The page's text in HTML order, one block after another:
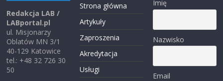
Redakcja LAB /
LABportal.pl
ul. Misjonarzy
Oblatów MN 3/1
40-129 Katowice
tel.: +48 32 726 30
50
Strona główna
Artykuły
Zaproszenia
Akredytacja
Usługi
Imię
Nazwisko
Email